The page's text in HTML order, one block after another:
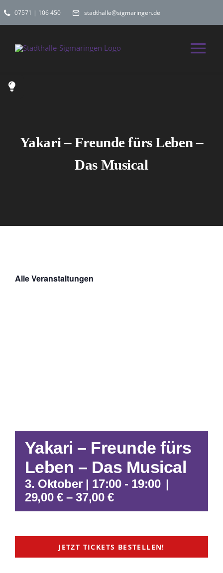
Zum
07571 | 106 450 stadthalle@sigmaringen.de
Yakari – Freunde fürs Leben –
Das Musical
Alle Veranstaltungen
Yakari – Freunde fürs
Leben – Das Musical
3. Oktober | 17:00- 19:00 |
29,00 € – 37,00 €
JETZT TICKETS BESTELLEN!